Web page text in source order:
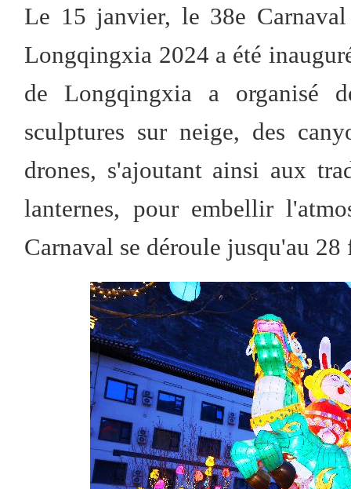
Le 15 janvier, le 38e
Longqingxia 2024 a été
de Longqingxia a organisé
sculptures sur neige, des
drones, s'ajoutant ainsi aux
lanternes, pour embellir
Carnaval se déroule jusqu'au 28